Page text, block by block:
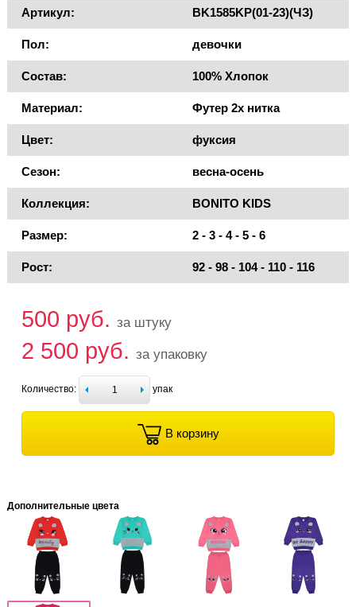
Артикул: BK1585KP(01-23)(ЧЗ)
Пол: девочки
Состав: 100% Хлопок
Материал: Футер 2х нитка
Цвет: фуксия
Сезон: весна-осень
Коллекция: BONITO KIDS
Размер: 2 - 3 - 4 - 5 - 6
Рост: 92 - 98 - 104 - 110 - 116
500 руб. за штуку
2 500 руб. за упаковку
Количество: упак
В корзину
Дополнительные цвета